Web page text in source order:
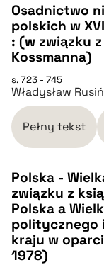
pobierz cytat
CZYSTY TEKST
pobierz cytat
BIBTEX
pobierz cytat
Osadnictwo
polskich w
: (w związku
Kossmanna)
s. 723 - 745
Władysław
Pełny tekst
CZYSTY TEKST
pobierz cytat
Polska -
związku z
Polska a
politycznego
kraju w
1978)